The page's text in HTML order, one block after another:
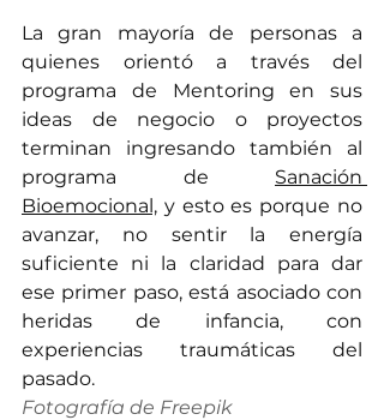
La gran mayoría de personas a
quienes orientó a través del
programa de Mentoring en sus
ideas de negocio o proyectos
terminan ingresando también al
programa de Sanación
Bioemocional, y esto es porque no
avanzar, no sentir la energía
suficiente ni la claridad para dar
ese primer paso, está asociado con
heridas de infancia, con
experiencias traumáticas del
pasado.
Fotografía de Freepik